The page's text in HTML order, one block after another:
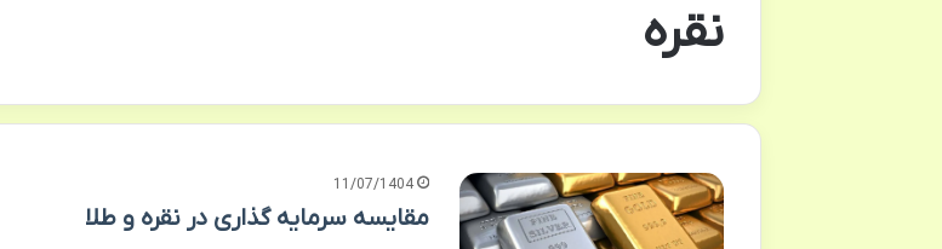
نقره
11/07/1404
مقایسه سرمایه گذاری در نقره و طلا